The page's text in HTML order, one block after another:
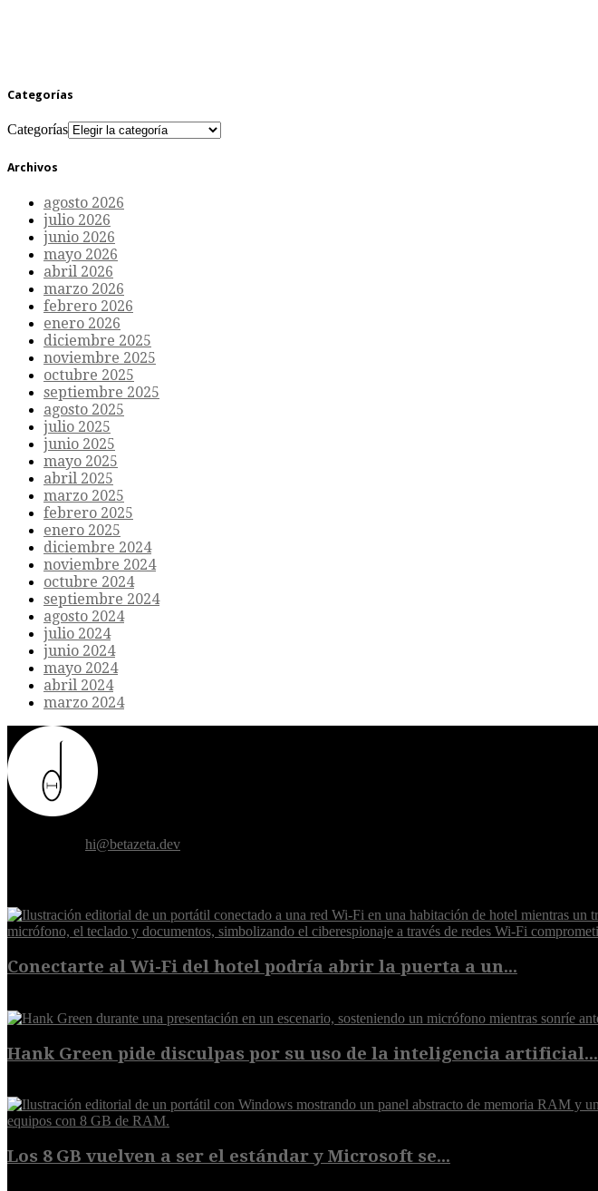
Categorías
Categorías
Archivos
agosto 2026
julio 2026
junio 2026
mayo 2026
abril 2026
marzo 2026
febrero 2026
enero 2026
diciembre 2025
noviembre 2025
octubre 2025
septiembre 2025
agosto 2025
julio 2025
junio 2025
mayo 2025
abril 2025
marzo 2025
febrero 2025
enero 2025
diciembre 2024
noviembre 2024
octubre 2024
septiembre 2024
agosto 2024
julio 2024
junio 2024
mayo 2024
abril 2024
marzo 2024
hi@betazeta.dev
Conectarte al Wi-Fi del hotel podría abrir la puerta a un...
Hank Green pide disculpas por su uso de la inteligencia artificial...
Los 8 GB vuelven a ser el estándar y Microsoft se...